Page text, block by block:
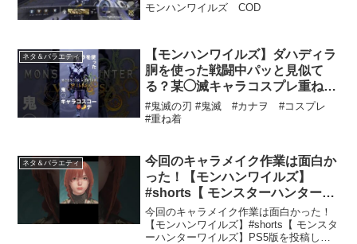
モンハンワイルズ COD
ネタ＆バラエティ
【モンハンワイルズ】ダハディラ
胴を使った戦闘中パッと見似て
る？某◯滅キャラコスプレ重ね着
コーデ #モンスターハンターワ
イルズ #mhws #shorts
#鬼滅の刃 #鬼滅 #カナヲ #コスプレ
#重ね着
ネタ＆バラエティ
今回のキャラメイク作業は面白か
った！【モンハンワイルズ】
#shorts【 モンスターハンターワ
イルズ】PS5版
今回のキャラメイク作業は面白かった！
【モンハンワイルズ】#shorts【 モンスタ
ーハンターワイルズ】PS5版を投稿しま